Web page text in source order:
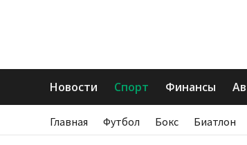
Новости Спорт Финансы
Главная Футбол Бокс Биатлон